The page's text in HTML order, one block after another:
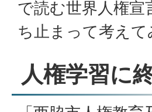
で読む世界人権
ち止まって考えて
人権学習に